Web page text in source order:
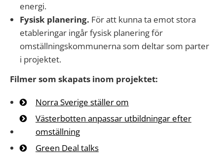
energi.
Fysisk planering. För att kunna ta emot stora
etableringar ingår fysisk planering för
omställningskommunerna som deltar som parter
i projektet.
Filmer som skapats inom projektet:
Norra Sverige ställer om
Västerbotten anpassar utbildningar efter
omställning
Green Deal talks